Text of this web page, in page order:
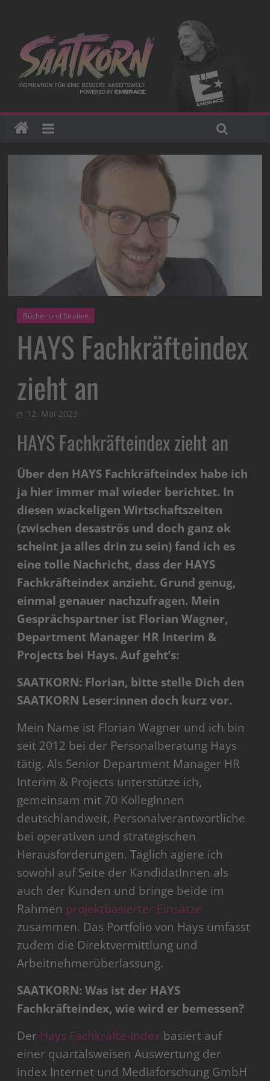
Bücher und Studien
HAYS Fachkräfteindex
zieht an
12. Mai 2023
HAYS Fachkräfteindex zieht an
Über den HAYS Fachkräfteindex habe ich
ja hier immer mal wieder berichtet. In
diesen wackeligen Wirtschaftszeiten
(zwischen desaströs und doch ganz ok
scheint ja alles drin zu sein) fand ich es
eine tolle Nachricht, dass der HAYS
Fachkräfteindex anzieht. Grund genug,
einmal genauer nachzufragen. Mein
Gesprächspartner ist Florian Wagner,
Department Manager HR Interim &
Projects bei Hays. Auf geht’s:
SAATKORN: Florian, bitte stelle Dich den
SAATKORN Leser:innen doch kurz vor.
Mein Name ist Florian Wagner und ich bin
seit 2012 bei der Personalberatung Hays
tätig. Als Senior Department Manager HR
Interim & Projects unterstütze ich,
gemeinsam mit 70 KollegInnen
deutschlandweit, Personalverantwortliche
bei operativen und strategischen
Herausforderungen. Täglich agiere ich
sowohl auf Seite der KandidatInnen als
auch der Kunden und bringe beide im
Rahmen projektbasierter Einsätze
zusammen. Das Portfolio von Hays umfasst
zudem die Direktvermittlung und
Arbeitnehmerüberlassung.
SAATKORN: Was ist der HAYS
Fachkräfteindex, wie wird er bemessen?
Der Hays Fachkräfte-Index basiert auf
einer quartalsweisen Auswertung der
index Internet und Mediaforschung GmbH